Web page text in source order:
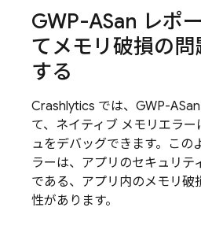
GWP-ASan レポ
てメモリ破損の
する
Crashlytics では、GWP-
て、ネイティブ メモリエラ
ュをデバッグできます。この
ラーは、アプリのセキュリテ
である、アプリ内のメモリ破
性があります。